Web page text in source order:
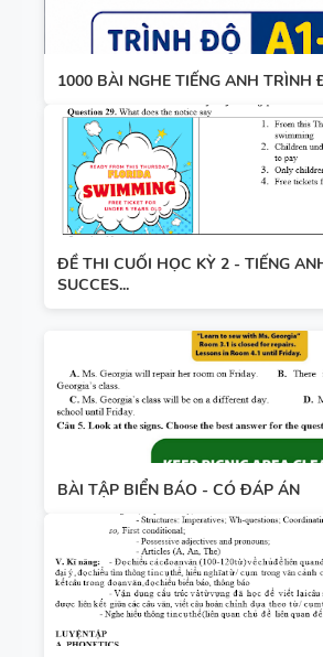
1000 BÀI NGHE TIẾNG ANH TRÌNH
ĐỀ THI CUỐI HỌC KỲ 2 - TIẾNG
SUCCES...
BÀI TẬP BIỂN BÁO - CÓ ĐÁP ÁN